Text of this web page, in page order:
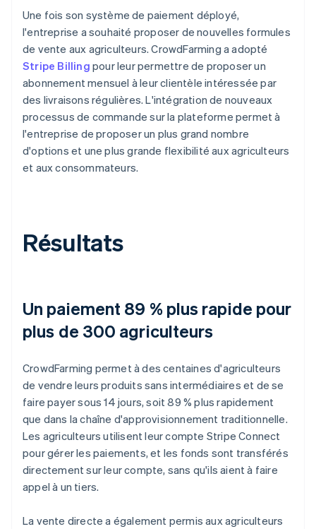
Une fois son système de paiement déployé,
l'entreprise a souhaité proposer de nouvelles formules
de vente aux agriculteurs. CrowdFarming a adopté
Stripe Billing pour leur permettre de proposer un
abonnement mensuel à leur clientèle intéressée par
des livraisons régulières. L'intégration de nouveaux
processus de commande sur la plateforme permet à
l'entreprise de proposer un plus grand nombre
d'options et une plus grande flexibilité aux agriculteurs
et aux consommateurs.
Résultats
Un paiement 89 % plus rapide pour
plus de 300 agriculteurs
CrowdFarming permet à des centaines d'agriculteurs
de vendre leurs produits sans intermédiaires et de se
faire payer sous 14 jours, soit 89 % plus rapidement
que dans la chaîne d'approvisionnement traditionnelle.
Les agriculteurs utilisent leur compte Stripe Connect
pour gérer les paiements, et les fonds sont transférés
directement sur leur compte, sans qu'ils aient à faire
appel à un tiers.
La vente directe a également permis aux agriculteurs